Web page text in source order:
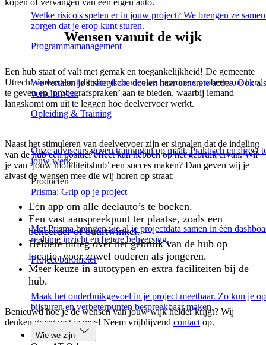
Welke risico's spelen er in jouw project? We brengen ze
zorgen dat je erop kunt sturen.
Programmamanagement
We vertalen je strategische doelen naar concrete acties. Ook
verschuiven.
Opleiding & Training
Onze adviseurs geven trainingen op maat. Praktisch en direct
jouw werk.
Producten
Prisma: Grip op je project
Met Prisma brengen we al je projectdata samen in één
realtime inzicht en betere beheersing.
Project barometer
Maak het onderbuikgevoel in je project meetbaar. Zo kun je
bijsturen en verbeterpunten bespreekbaar maken.
Wie we zijn
kopen of vervangen van een eigen auto.
Wensen vanuit de wijk
Een hub staat of valt met gemak en toegankelijkheid! De gemeente
Utrecht ondersteunt dit slim door nieuwe bewoners probeervouchers
te geven en ‘probeerafspraken’ aan te bieden, waarbij iemand
langskomt om uit te leggen hoe deelvervoer werkt.
Naast het stimuleren van deelvervoer zijn er signalen dat de indeling
van de hub een positief effect kan hebben op het gebruik ervan. Wil
je van ‘jouw mobiliteitshub’ een succes maken? Dan geven wij je
alvast de wensen mee die wij horen op straat:
Eén app om alle deelauto’s te boeken.
Een vast aanspreekpunt ter plaatse, zoals een
beheerder of buurtwinkel.
Heldere uitleg over het gebruik van de hub op
locatie, voor zowel ouderen als jongeren.
Meer keuze in autotypen en extra faciliteiten bij de
hub.
Benieuwd hoe je de wensen van jouw wijk helder krijgt? Wij
denken graag met je mee! Neem vrijblijvend contact op.